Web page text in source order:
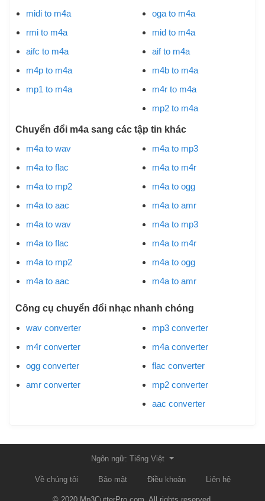
midi to m4a
rmi to m4a
aifc to m4a
m4p to m4a
mp1 to m4a
oga to m4a
mid to m4a
aif to m4a
m4b to m4a
m4r to m4a
mp2 to m4a
Chuyển đổi m4a sang các tập tin khác
m4a to wav
m4a to flac
m4a to mp2
m4a to aac
m4a to wav
m4a to flac
m4a to mp2
m4a to aac
m4a to mp3
m4a to m4r
m4a to ogg
m4a to amr
m4a to mp3
m4a to m4r
m4a to ogg
m4a to amr
Công cụ chuyển đổi nhạc nhanh chóng
wav converter
m4r converter
ogg converter
amr converter
mp3 converter
m4a converter
flac converter
mp2 converter
aac converter
Ngôn ngữ: Tiếng Việt
Về chúng tôi Bảo mật Điều khoản Liên hệ